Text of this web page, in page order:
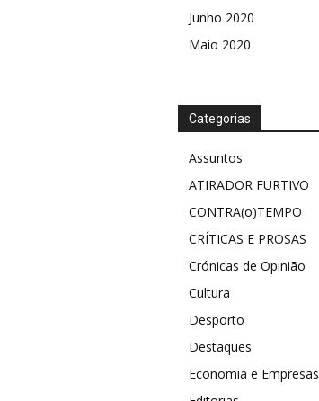
Junho 2020
Maio 2020
Categorias
Assuntos
ATIRADOR FURTIVO
CONTRA(o)TEMPO
CRÍTICAS E PROSAS
Crónicas de Opinião
Cultura
Desporto
Destaques
Economia e Empresas